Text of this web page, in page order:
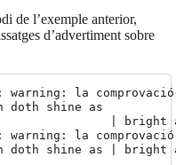
de l’exemple anterior,
d’advertiment sobre
warning: la
doth shine as
| bright
warning: la
doth shine as | bright